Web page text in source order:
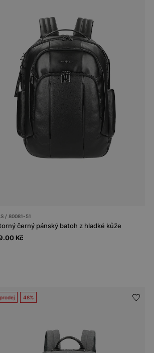
/ 80081-51
černý pánský batoh z hladké kůže
Kč
48%